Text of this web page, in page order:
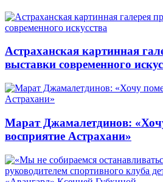
Астраханская картинная
выставки современного
Марат Джамалетдинов:
восприятие Астрахани»